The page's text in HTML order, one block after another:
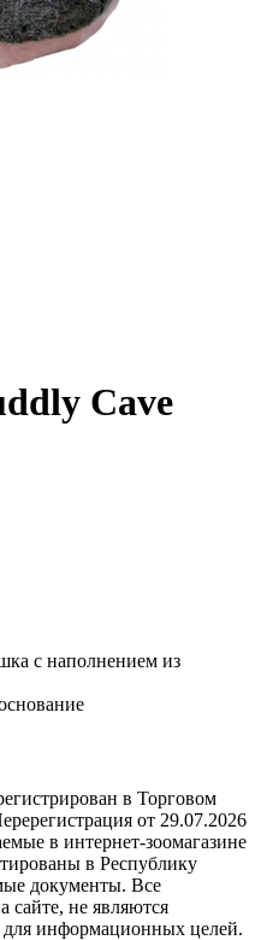
Cave
с наполнением из
в Торговом
от 29.07.2026
в интернет-зоомагазине
в Республику
документы. Все
сайте, не являются
информационных целей.